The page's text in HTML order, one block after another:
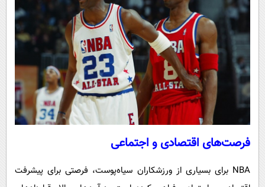
فرصت‌های اقتصادی و اجتماعی
NBA برای بسیاری از ورزشکاران سیاه‌پوست، فرصتی برای پیشرفت